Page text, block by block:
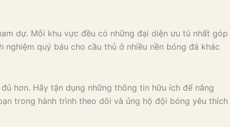
dự. Mỗi khu vực đều có những đại diện ưu tú nhất góp
quý báu cho cầu thủ ở nhiều nền bóng đá khác
hơn. Hãy tận dụng những thông tin hữu ích để nâng
trong hành trình theo dõi và ủng hộ đội bóng yêu thích